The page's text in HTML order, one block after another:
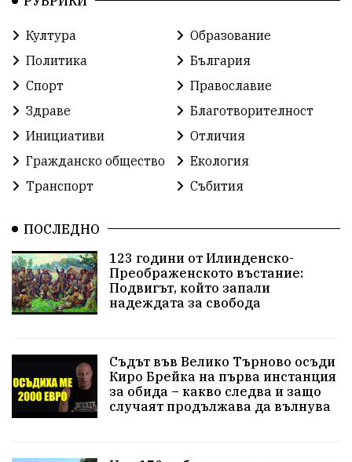
Култура
Образование
Политика
България
Спорт
Православие
Здраве
Благотворителност
Инициативи
Отличия
Гражданско общество
Екология
Транспорт
Събития
ПОСЛЕДНО
123 години от Илинденско-
Преображенското въстание:
Подвигът, който запали
надеждата за свобода
Съдът във Велико Търново осъди
Киро Брейка на първа инстанция
за обида – какво следва и защо
случаят продължава да вълнува